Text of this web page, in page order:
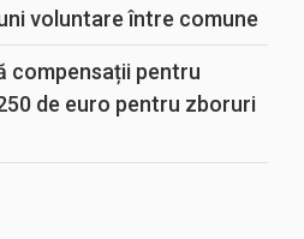
voluntare între comune
compensații pentru
de euro pentru zboruri